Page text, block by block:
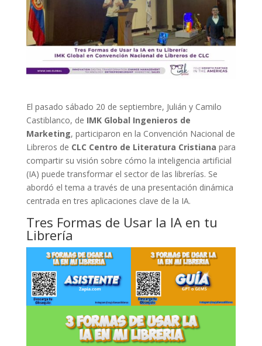
El pasado sábado 20 de septiembre, Julián y Camilo
Castiblanco, de IMK Global Ingenieros de
Marketing, participaron en la Convención Nacional de
Libreros de CLC Centro de Literatura Cristiana para
compartir su visión sobre cómo la inteligencia artificial
(IA) puede transformar el sector de las librerías. Se
abordó el tema a través de una presentación dinámica
centrada en tres aplicaciones clave de la IA.
Tres Formas de Usar la IA en tu
Librería